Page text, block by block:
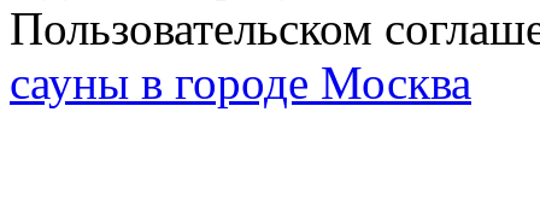
Пользовательском
сауны в городе Москва